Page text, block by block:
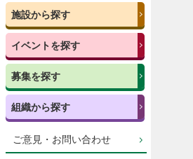
施設から探す
イベントを探す
募集を探す
組織から探す
ご意見・お問い合わせ